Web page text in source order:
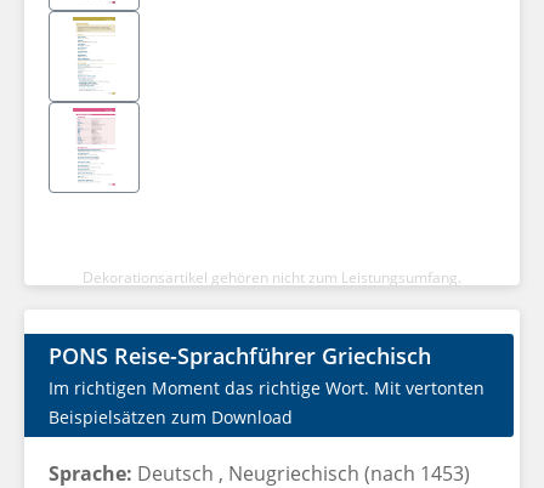
Dekorationsartikel gehören nicht zum Leistungsumfang.
PONS Reise-Sprachführer Griechisch
Im richtigen Moment das richtige Wort. Mit vertonten
Beispielsätzen zum Download
Sprache: Deutsch , Neugriechisch (nach 1453)